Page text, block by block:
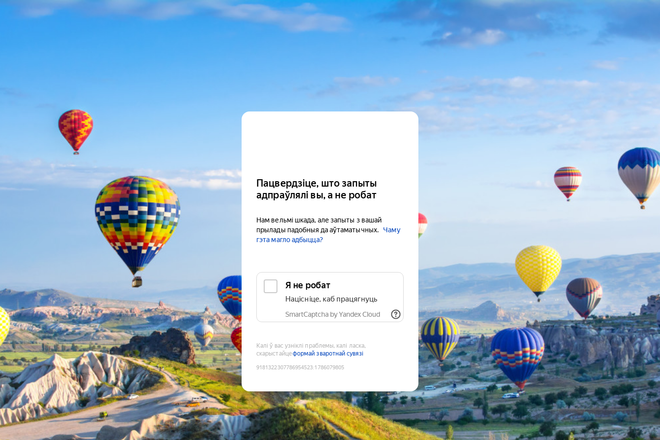
Пацвердзіце, што запыты
адпраўлялі вы, а не робат
Нам вельмі шкада, але запыты з вашай
прылады падобныя да аўтаматычных.
Чаму
гэта магло адбыцца?
Я не робат
Націсніце, каб працягнуць
SmartCaptcha by Yandex Cloud
Калі ў вас узніклі праблемы, калі ласка,
скарыстайцеформай зваротнай сувязі
9181322307786954523:1786079805